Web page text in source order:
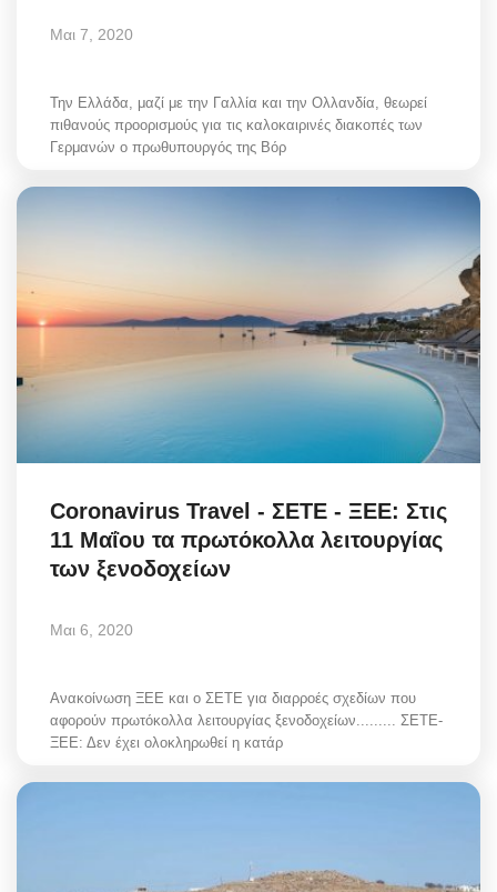
Μαι 7, 2020
Την Ελλάδα, μαζί με την Γαλλία και την Ολλανδία, θεωρεί
πιθανούς προορισμούς για τις καλοκαιρινές διακοπές των
Γερμανών ο πρωθυπουργός της Βόρ
Coronavirus Travel - ΣΕΤΕ - ΞΕΕ: Στις
11 Μαΐου τα πρωτόκολλα λειτουργίας
των ξενοδοχείων
Μαι 6, 2020
Ανακοίνωση ΞΕΕ και ο ΣΕΤΕ για διαρροές σχεδίων που
αφορούν πρωτόκολλα λειτουργίας ξενοδοχείων......... ΣΕΤΕ-
ΞΕΕ: Δεν έχει ολοκληρωθεί η κατάρ